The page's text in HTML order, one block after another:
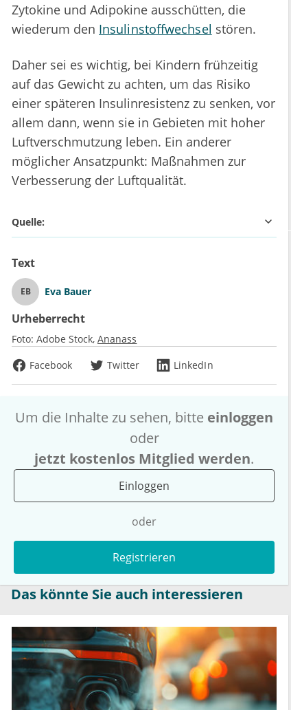
Zytokine und Adipokine ausschütten, die
wiederum den Insulinstoffwechsel stören.
Daher sei es wichtig, bei Kindern frühzeitig
auf das Gewicht zu achten, um das Risiko
einer späteren Insulinresistenz zu senken, vor
allem dann, wenn sie in Gebieten mit hoher
Luftverschmutzung leben. Ein anderer
möglicher Ansatzpunkt: Maßnahmen zur
Verbesserung der Luftqualität.
Quelle:
Text
EB Eva Bauer
Urheberrecht
Foto: Adobe Stock Ananass
Facebook
Twitter LinkedIn
Um die Inhalte zu sehen, bitte einloggen
oder
jetzt kostenlos Mitglied werden.
Einloggen
oder
Registrieren
Das könnte Sie auch interessieren